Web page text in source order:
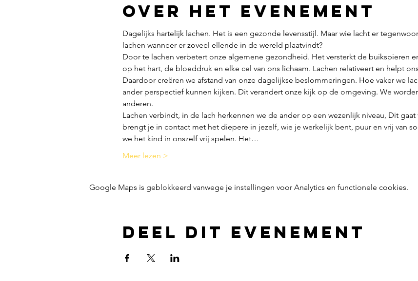
Over het evenement
Dagelijks hartelijk lachen. Het is een gezonde levensstijl. Maar wie lacht er
lachen wanneer er zoveel ellende in de wereld plaatvindt?
Door te lachen verbetert onze algemene gezondheid. Het versterkt de buikspieren
op het hart, de bloeddruk en elke cel van ons lichaam. Lachen relativeert en helpt
Daardoor creëren we afstand van onze dagelijkse beslommeringen. Hoe vaker we
ander perspectief kunnen kijken. Dit verandert onze kijk op de omgeving. We
anderen.
Lachen verbindt, in de lach herkennen we de ander op een wezenlijk niveau, Dit
brengt je in contact met het diepere in jezelf, wie je werkelijk bent, puur en vrij van
we het kind in onszelf vrij spelen. Het…
Meer lezen >
Google Maps is geblokkeerd vanwege je instellingen voor Analytics en functionele cookies.
Deel dit evenement